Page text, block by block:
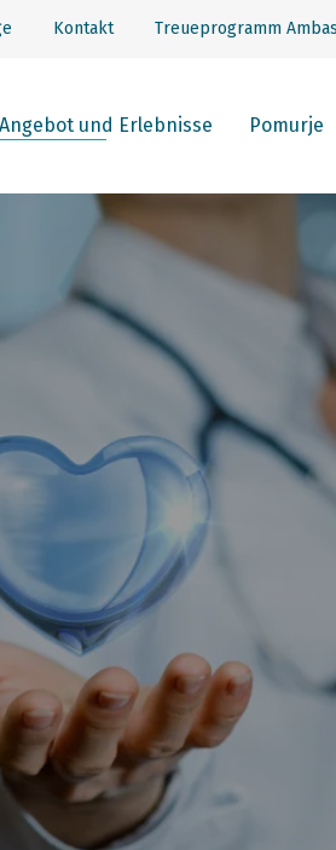
Kontakt Treueprogramm
Angebot und Erlebnisse Pomurje